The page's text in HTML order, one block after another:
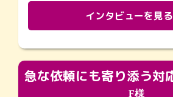
インタビューを見る
F様